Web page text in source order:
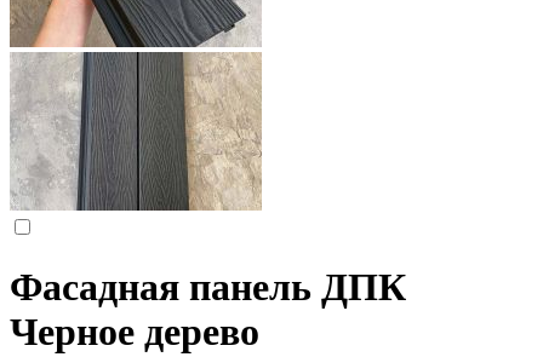
Фасадная панель ДПК
Черное дерево